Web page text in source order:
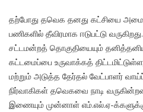
தற்போது தவெக தனது கட்சியை அமைப்பு
பணிகளில் தீவிரமாக ஈடுபட்டு
சட்டமன்றத் தொகுதியையும்
கட்டமைப்பை உருவாக்கத்
மற்றும் அடுத்த தேர்தல் வேட்பாளர்
நிர்வாகிகள் தவெகவை நாடி
இணையும் முன்னாள் எம்.எல்.ஏ-